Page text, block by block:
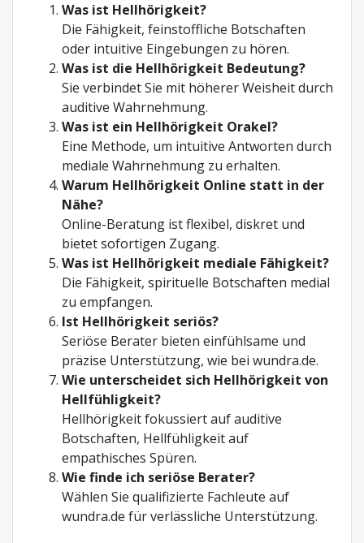
Was ist Hellhörigkeit?
Die Fähigkeit, feinstoffliche Botschaften
oder intuitive Eingebungen zu hören.
Was ist die Hellhörigkeit Bedeutung?
Sie verbindet Sie mit höherer Weisheit durch
auditive Wahrnehmung.
Was ist ein Hellhörigkeit Orakel?
Eine Methode, um intuitive Antworten durch
mediale Wahrnehmung zu erhalten.
Warum Hellhörigkeit Online statt in der
Nähe?
Online-Beratung ist flexibel, diskret und
bietet sofortigen Zugang.
Was ist Hellhörigkeit mediale Fähigkeit?
Die Fähigkeit, spirituelle Botschaften medial
zu empfangen.
Ist Hellhörigkeit seriös?
Seriöse Berater bieten einfühlsame und
präzise Unterstützung, wie bei wundra.de.
Wie unterscheidet sich Hellhörigkeit von
Hellfühligkeit?
Hellhörigkeit fokussiert auf auditive
Botschaften, Hellfühligkeit auf
empathisches Spüren.
Wie finde ich seriöse Berater?
Wählen Sie qualifizierte Fachleute auf
wundra.de für verlässliche Unterstützung.